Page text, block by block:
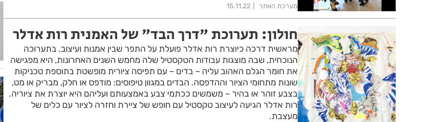
מערכת האתר 15.11.22
חולון: תערוכת "דרך הבד" של האמנית רות אדלר
מראשית דרכה כיוצרת רות אדלר פועלת על התפר שבין אמנות ועיצוב. בתערוכה
הנוכחית, שבה מוצגות עבודות הטקסטיל שלה מחמש השנים האחרונות, היא מפגישה
את חומר הגלם האהוב עליה – בדים – עם תפיסה ציורית מופשטת בתוספת טכניקות
שונות מתחומי הציור וההדפסה. הבדים במגוון טיפוסים: מודפס או חלק, מבריק או מט,
בצבע זוהר או בהיר – משמשים ככתמי צבע באמצעותם ועליהם היא יוצרת את ציוריה.
רות אדלר הגיעה לעיצוב טקסטיל עם חופש של ציירת וחזרה לציור עם כלים של
מעצבת.